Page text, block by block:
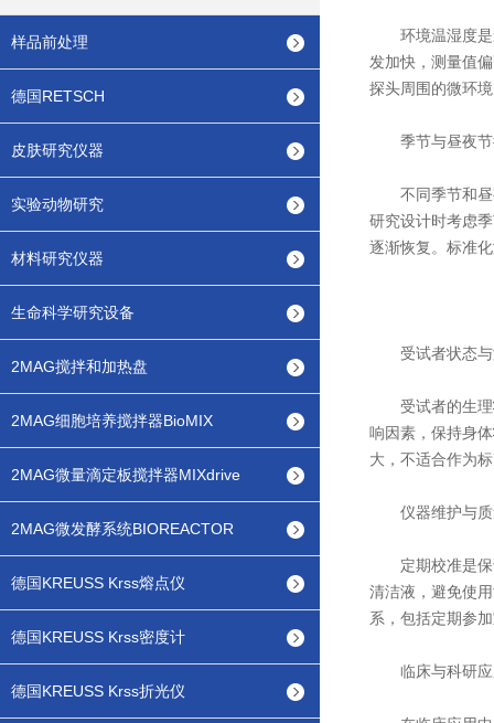
样品前处理
德国RETSCH
皮肤研究仪器
实验动物研究
材料研究仪器
生命科学研究设备
2MAG搅拌和加热盘
2MAG细胞培养搅拌器BioMIX
2MAG微量滴定板搅拌器MIXdrive
2MAG微发酵系统BIOREACTOR
德国KREUSS Krss熔点仪
德国KREUSS Krss密度计
德国KREUSS Krss折光仪
环境温湿度是
发加快，测量值
探头周围的微环
季节与昼夜节
不同季节和昼
研究设计时考虑
逐渐恢复。标准
受试者状态与
受试者的生理
响因素，保持身
大，不适合作为
仪器维护与质
定期校准是保
清洁液，避免使
系，包括定期参
临床与科研应